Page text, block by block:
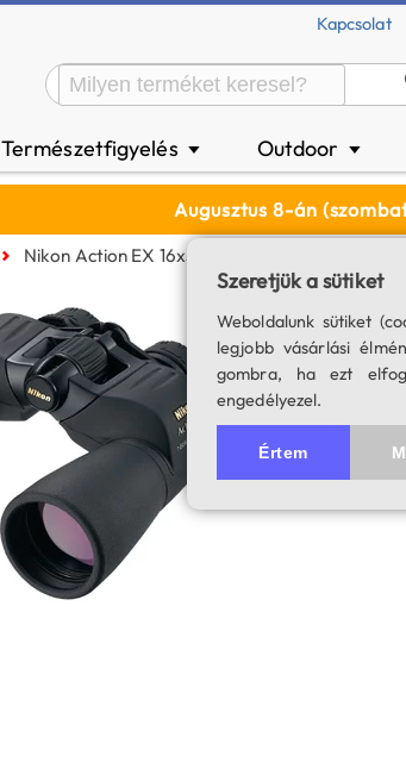
Kapcsolat
Természetfigyelés ▼ Outdoor ▼
Augusztus 8-án
Nikon Action EX 16x50 Keresőtávcső
Szeretjük a sütiket
Weboldalunk sütiket
legjobb vásárlási
gombra, ha ezt
engedélyezel.
Értem